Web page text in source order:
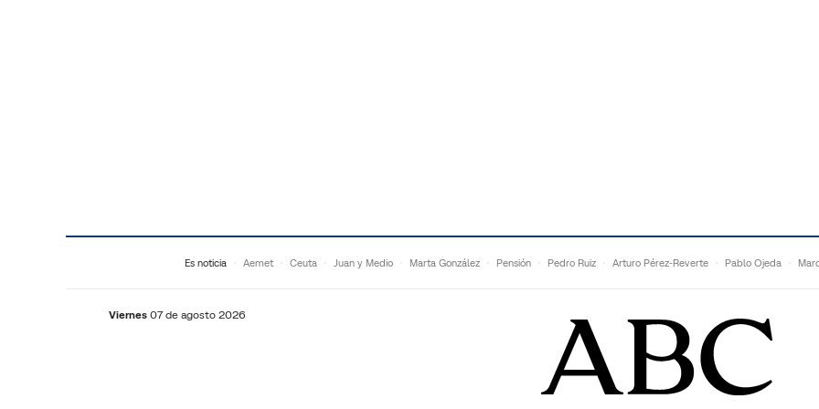
Es noticia Aemet Ceuta Juan y Medio Marta González Pensión Pedro Ruiz Arturo Pérez-Reverte Pablo Ojeda
Viernes 07 de agosto 2026